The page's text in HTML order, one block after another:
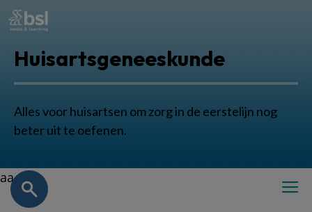
Huisartsgeneeskunde
Alles voor huisartsen om zorg in de eerstelijn nog
beter uit te oefenen.
aa